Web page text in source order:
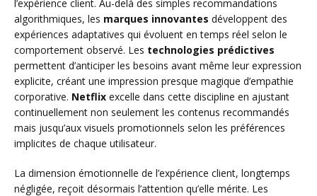
l’expérience client. Au-delà des simples recommandations
algorithmiques, les marques innovantes développent des
expériences adaptatives qui évoluent en temps réel selon le
comportement observé. Les technologies prédictives
permettent d’anticiper les besoins avant même leur expression
explicite, créant une impression presque magique d’empathie
corporative. Netflix excelle dans cette discipline en ajustant
continuellement non seulement les contenus recommandés
mais jusqu’aux visuels promotionnels selon les préférences
implicites de chaque utilisateur.
La dimension émotionnelle de l’expérience client, longtemps
négligée, reçoit désormais l’attention qu’elle mérite. Les